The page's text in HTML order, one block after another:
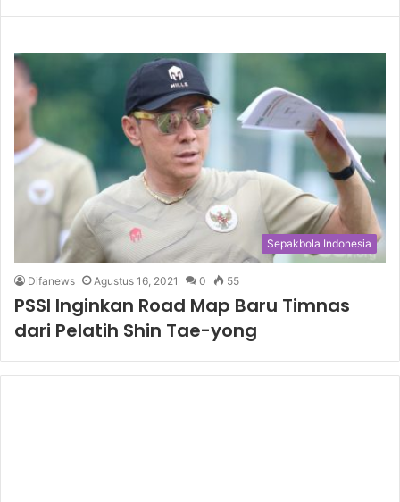
Sepakbola Indonesia
Difanews Agustus 16, 2021 0 55
PSSI Inginkan Road Map Baru Timnas
dari Pelatih Shin Tae-yong